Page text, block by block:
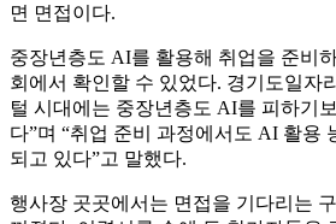
면 면접이다.
중장년층도 AI를 활용해 취업을 준비
회에서 확인할 수 있었다. 경기도일자
털 시대에는 중장년층도 AI를 피하기
다”며 “취업 준비 과정에서도 AI 활용
되고 있다”고 말했다.
행사장 곳곳에서는 면접을 기다리는